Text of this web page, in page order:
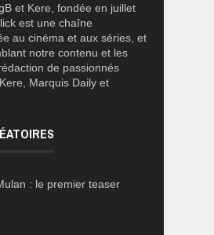
et Kere, fondée en juillet
est une chaîne
au cinéma et aux séries, et
notre contenu et les
de passionnés
Marquis Daily et
: le premier teaser